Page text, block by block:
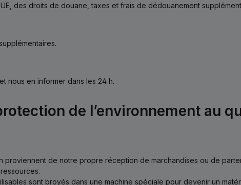
des droits de douane, taxes et frais de dédouanement
nous en informer dans les 24 h.
de l’environnement au
proviennent de notre propre réception de marchandises ou de
sont broyés dans une machine spéciale pour devenir un